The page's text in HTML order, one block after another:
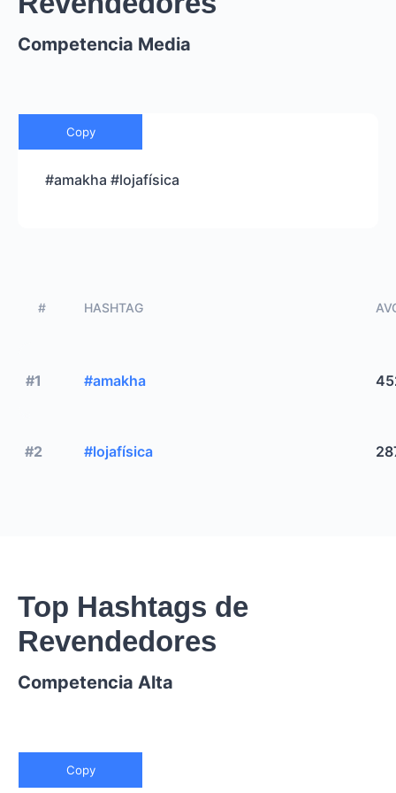
Competencia Media
Copy
#amakha #lojafísica
# HASHTAG
#1 #amakha
#2 #lojafísica
Top Hashtags de
Revendedores
Competencia Alta
Copy